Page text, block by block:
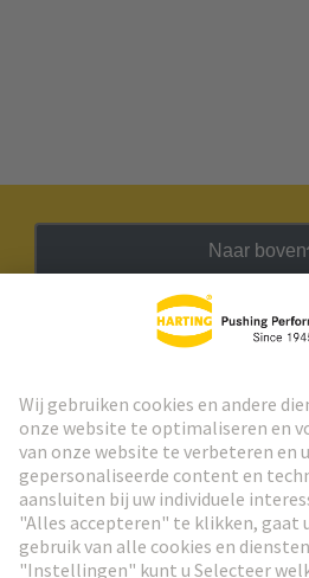
Naar boven
Ga naar registratie
Social Media